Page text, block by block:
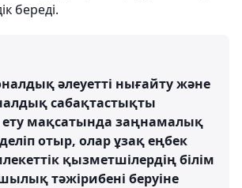
береді.
әлеуетті нығайту және
сабақтастықты
мақсатында заңнамалық
отыр, олар ұзақ еңбек
қызметшілердің білім
тәжірибені беруіне